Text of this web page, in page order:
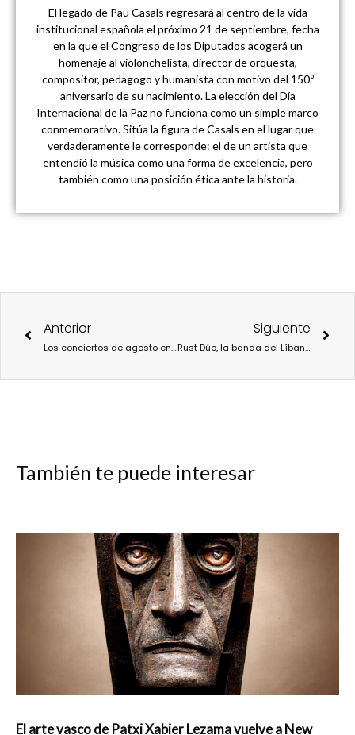
El legado de Pau Casals regresará al centro de la vida
institucional española el próximo 21 de septiembre, fecha
en la que el Congreso de los Diputados acogerá un
homenaje al violonchelista, director de orquesta,
compositor, pedagogo y humanista con motivo del 150.º
aniversario de su nacimiento. La elección del Día
Internacional de la Paz no funciona como un simple marco
conmemorativo. Sitúa la figura de Casals en el lugar que
verdaderamente le corresponde: el de un artista que
entendió la música como una forma de excelencia, pero
también como una posición ética ante la historia.
Anterior
Los conciertos de agosto en La Terraza Magnética 2023. ¡Alucina, vecina!
Siguiente
Rust Dúo, la banda del Líbano más Avant-garde.
También te puede interesar
El arte vasco de Patxi Xabier Lezama vuelve a New